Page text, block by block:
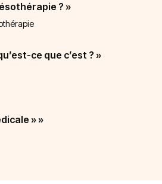
? »
ce que c’est ? »
» »